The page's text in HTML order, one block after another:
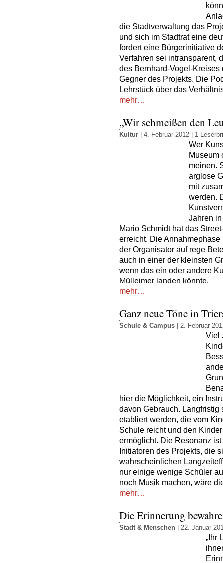
die Stadtverwaltung das
und sich im Stadtrat eine
fordert eine Bürgerinitiative
Verfahren sei intransparent,
des Bernhard-Vogel-Kreises
Gegner des Projekts. Die
Lehrstück über das
mehr…
„Wir schmeißen den
Kultur | 4. Februar 2012 | 1
Wer
Museum
meinen.
arglose
mit
werden.
Jahren
Mario Schmidt hat das
erreicht. Die Annahmephase
der Organisator auf rege
auch in einer der kleinsten
wenn das ein oder andere
Mülleimer landen könnte.
mehr…
Ganz neue Töne in
Schule & Campus | 2. Februar
Viel
hier die Möglichkeit, ein
davon Gebrauch. Langfristig
etabliert werden, die vom
Schule reicht und den
ermöglicht. Die Resonanz
Initiatoren des Projekts, die
wahrscheinlichen
nur einige wenige Schüler
noch Musik machen, wäre
mehr…
Die Erinnerung
Stadt & Menschen | 22. Januar
„Ihr